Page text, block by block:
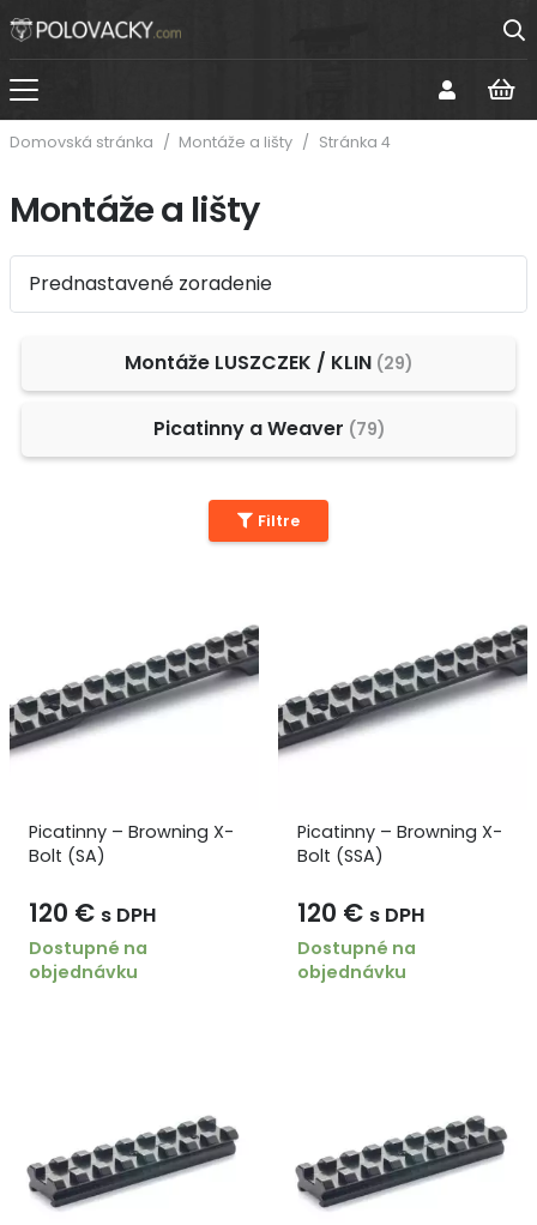
Domovská stránka / Montáže a lišty / Stránka 4
Montáže a lišty
Montáže LUSZCZEK / KLIN 29
Picatinny a Weaver 79
Filtre
Picatinny – Browning X-
Bolt (SA)
120 € s DPH
Dostupné na
objednávku
Picatinny – Browning X-
Bolt (SSA)
120 € s DPH
Dostupné na
objednávku